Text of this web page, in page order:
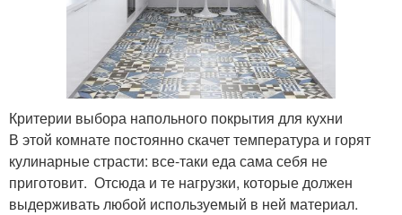
Критерии выбора напольного покрытия для кухни
В этой комнате постоянно скачет температура и горят
кулинарные страсти: все-таки еда сама себя не
приготовит. Отсюда и те нагрузки, которые должен
выдерживать любой используемый в ней материал.